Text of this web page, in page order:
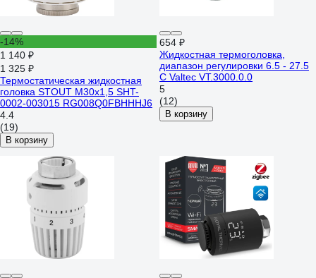
-14%
1 140 ₽
1 325 ₽
Термостатическая жидкостная
головка STOUT M30x1,5 SHT-
0002-003015 RG008Q0FBHHHJ6
4.4
(19)
В корзину
654 ₽
Жидкостная термоголовка,
диапазон регулировки 6.5 - 27.5
C Valtec VT.3000.0.0
5
(12)
В корзину